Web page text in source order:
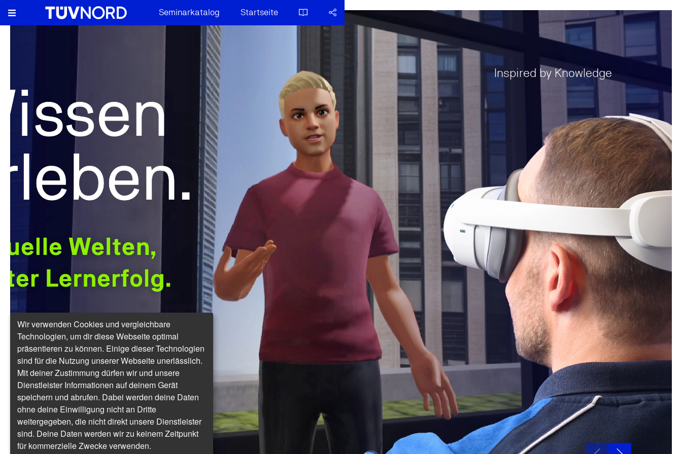
Seminarkatalog Startseite
Inspired by Knowledge
Wir verwenden Cookies und vergleichbare
Technologien, um dir diese Webseite optimal
präsentieren zu können. Einige dieser Technologien
sind für die Nutzung unserer Webseite unerlässlich.
Mit deiner Zustimmung dürfen wir und unsere
Dienstleister Informationen auf deinem Gerät
speichern und abrufen. Dabei werden deine Daten
ohne deine Einwilligung nicht an Dritte
weitergegeben, die nicht direkt unsere Dienstleister
sind. Deine Daten werden wir zu keinem Zeitpunkt
für kommerzielle Zwecke verwenden.